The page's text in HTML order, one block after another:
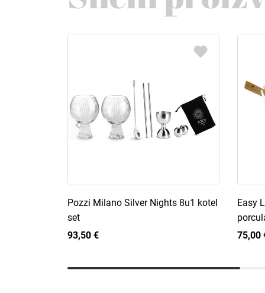
Pozzi Milano Silver Nights 8u1 kotel
set
93,50 €
Easy
75,00